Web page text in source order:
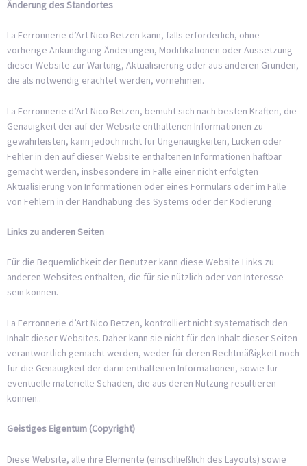
Änderung des Standortes
La Ferronnerie d’Art Nico Betzen kann, falls erforderlich, ohne
vorherige Ankündigung Änderungen, Modifikationen oder Aussetzung
dieser Website zur Wartung, Aktualisierung oder aus anderen Gründen,
die als notwendig erachtet werden, vornehmen.
La Ferronnerie d’Art Nico Betzen, bemüht sich nach besten Kräften, die
Genauigkeit der auf der Website enthaltenen Informationen zu
gewährleisten, kann jedoch nicht für Ungenauigkeiten, Lücken oder
Fehler in den auf dieser Website enthaltenen Informationen haftbar
gemacht werden, insbesondere im Falle einer nicht erfolgten
Aktualisierung von Informationen oder eines Formulars oder im Falle
von Fehlern in der Handhabung des Systems oder der Kodierung
Links zu anderen Seiten
Für die Bequemlichkeit der Benutzer kann diese Website Links zu
anderen Websites enthalten, die für sie nützlich oder von Interesse
sein können.
La Ferronnerie d’Art Nico Betzen, kontrolliert nicht systematisch den
Inhalt dieser Websites. Daher kann sie nicht für den Inhalt dieser Seiten
verantwortlich gemacht werden, weder für deren Rechtmäßigkeit noch
für die Genauigkeit der darin enthaltenen Informationen, sowie für
eventuelle materielle Schäden, die aus deren Nutzung resultieren
können..
Geistiges Eigentum (Copyright)
Diese Website, alle ihre Elemente (einschließlich des Layouts) sowie